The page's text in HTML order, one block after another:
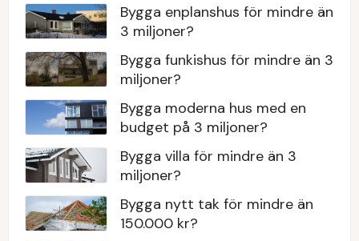
Bygga enplanshus för mindre än
3 miljoner?
Bygga funkishus för mindre än 3
miljoner?
Bygga moderna hus med en
budget på 3 miljoner?
Bygga villa för mindre än 3
miljoner?
Bygga nytt tak för mindre än
150.000 kr?